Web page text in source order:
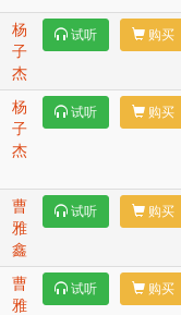
杨
子
杰
试听 购买
杨
子
杰
试听 购买
曹
雅
鑫
试听 购买
曹
雅
试听 购买